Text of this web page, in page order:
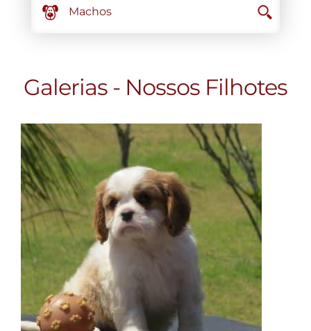
Machos
Galerias - Nossos Filhotes